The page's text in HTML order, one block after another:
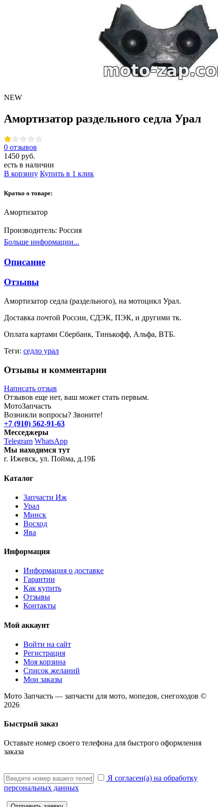
NEW
Амортизатор раздельного седла Урал
0 отзывов
1450 руб.
есть в наличии
В корзину Купить в 1 клик
Кратко о товаре:
Амортизатор
Производитель: Россия
Больше информации...
Описание
Отзывы
Амортизатор седла (раздельного), на мотоцикл Урал.
Доставка почтой России, СДЭК, ПЭК, и другими тк.
Оплата картами Сбербанк, Тинькофф, Альфа, ВТБ.
Теги: седло урал
Отзывы и комментарии
Написать отзыв
Отзывов еще нет, ваш может стать первым.
МотоЗапчасть
Возникли вопросы? Звоните!
+7 (910) 562-91-63
Месседжеры
Telegram WhatsApp
Мы находимся тут
г. Ижевск, ул. Пойма, д.19Б
Каталог
Запчасти Иж
Урал
Минск
Восход
Ява
Информация
Информация о доставке
Гарантии
Как купить
Отзывы
Контакты
Мой аккаунт
Войти на сайт
Регистрация
Моя корзина
Список желаний
Мои заказы
Мото Запчасть — запчасти для мото, мопедов, снегоходов ©
2026
Быстрый заказ
Оставьте номер своего телефона для быстрого оформления
заказа
Я согласен(а) на обработку
персональных данных